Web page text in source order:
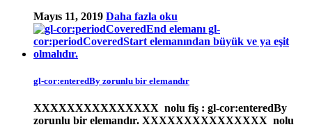
Mayıs 11, 2019 Daha fazla oku
gl-cor:enteredBy zorunlu bir elemandır
XXXXXXXXXXXXXXX nolu fiş : gl-cor:enteredBy
zorunlu bir elemandır. XXXXXXXXXXXXXXX nolu